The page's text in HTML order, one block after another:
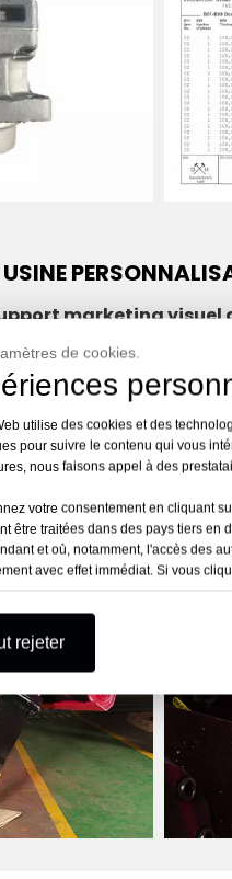
de cookies.
utilise des cookies et des
pour suivre le contenu qui vous
nous faisons appel à des
votre consentement en cliquant
être traitées dans des pays tiers en
et où, notamment, l'accès des
avec effet immédiat. Si vous
rejeter
marketing
que les
fabrication directe,
connecteur(MS, CW,
conception
avant la
leur pénétration du